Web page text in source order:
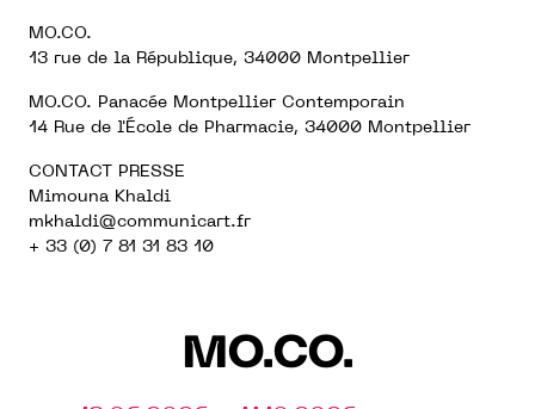
MO.CO.
13 rue de la République, 34000 Montpellier
MO.CO. Panacée Montpellier Contemporain
14 Rue de l'École de Pharmacie, 34000 Montpellier
CONTACT PRESSE
Mimouna Khaldi
mkhaldi@communicart.fr
+ 33 (0) 7 81 31 83 10
MO.CO.